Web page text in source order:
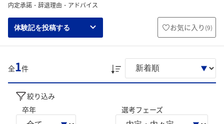
内定承諾・辞退理由・アドバイス
体験記を投稿する お気に入り (9)
全1件
絞り込み
卒年
選考フェーズ